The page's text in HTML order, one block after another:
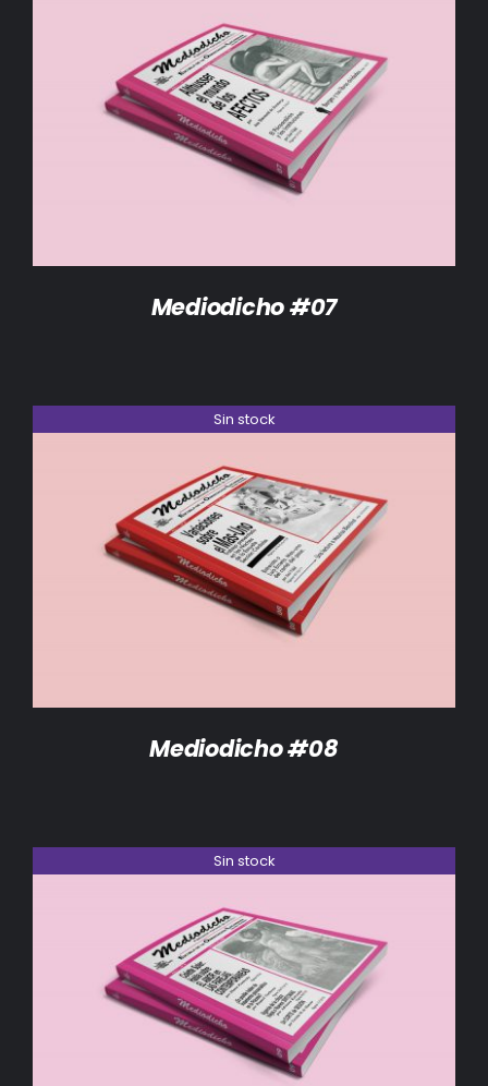
DETALLES
Mediodicho #07
Sin stock
DETALLES
Mediodicho #08
Sin stock
DETALLES